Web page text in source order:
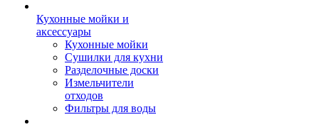
Кухонные мойки и
аксессуары
Кухонные мойки
Сушилки для кухни
Разделочные доски
Измельчители
отходов
Фильтры для воды